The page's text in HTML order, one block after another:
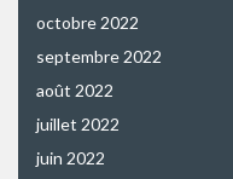
octobre 2022
septembre 2022
août 2022
juillet 2022
juin 2022